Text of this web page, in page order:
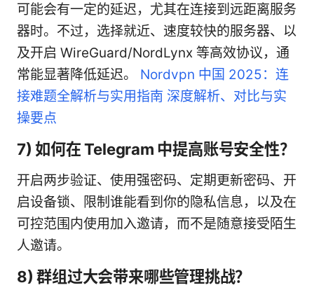
可能会有一定的延迟，尤其在连接到远距离服务
器时。不过，选择就近、速度较快的服务器、以
及开启 WireGuard/NordLynx 等高效协议，通
常能显著降低延迟。 Nordvpn 中国 2025：连
接难题全解析与实用指南 深度解析、对比与实
操要点
7) 如何在 Telegram 中提高账号安全性？
开启两步验证、使用强密码、定期更新密码、开
启设备锁、限制谁能看到你的隐私信息，以及在
可控范围内使用加入邀请，而不是随意接受陌生
人邀请。
8) 群组过大会带来哪些管理挑战？